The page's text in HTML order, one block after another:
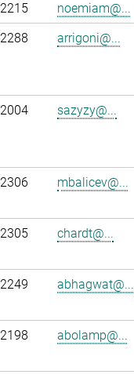
2215 noemiam@...
2288 arrigoni@...
2004 sazyzy@...
2306 mbalicev@...
2305 chardt@...
2249 abhagwat@...
2198 abolamp@...